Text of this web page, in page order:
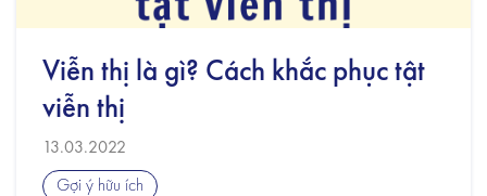
Viễn thị là gì? Cách khắc phục tật
viễn thị
13.03.2022
Gợi ý hữu ích